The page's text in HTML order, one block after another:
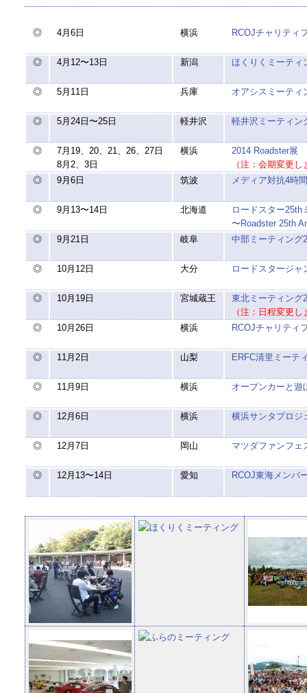
◎ 4月6日 横浜 RCOJチャリティ
◎ 4月12〜13日 新潟 ほくりくミーティ
◎ 5月11日 兵庫 オアシスミーティ
◎ 5月24日〜25日 軽井沢 軽井沢ミーティ
◎
7月19、20、21、26、27日
8月2、3日
横浜
2014 Roadster展
（注：会期変更
◎
9月6日 筑波 メディア対抗4時
◎ 9月13〜14日 北海道
ロードスター25th
〜Roadster 25th
◎
9月21日 岐阜 中部ミーティング
◎ 10月12日 大分 ロードスタージャ
◎ 10月19日 宮城蔵王
東北ミーティング
（注：日程変更
◎
10月26日 横浜 RCOJチャリティ
◎ 11月2日 山梨 ERFC清里ミーテ
◎ 11月9日 横浜 オープンカーと遊
◎ 12月6日 横浜 横浜サンタプロジ
◎ 12月7日 岡山 マツダファンフェ
◎ 12月13〜14日 愛知 RCOJ東海メンバ